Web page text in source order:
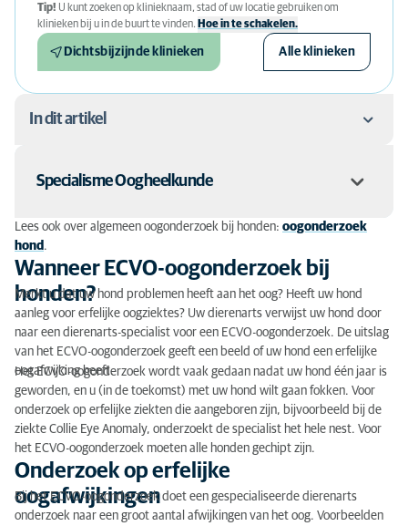
Tip! U kunt zoeken op klinieknaam, stad of uw locatie gebruiken om
klinieken bij u in de buurt te vinden. Hoe in te schakelen.
Dichtsbijzijnde klinieken Alle klinieken
In dit artikel
Wanneer ECVO-oogonderzoek bij honden?
Over het ECVO-oogonderzoek bij honden
Gonioscopie
Wie voert een ECVO-oogonderzoek uit?
Uitslag ECVO-oogonderzoek hond
Kosten ECVO-oogonderzoek
Specialisme Oogheelkunde
Deze behandeling en/of aandoening valt (onder andere) onder
het diergeneeskundige deelgebiedOogheelkunde. Wat houdt in
de diergeneeskunde 'oogheelkunde' in? Ga naar: Specialisme
oogheelkunde
De "European Board of Veterinary Specialists " (ebvs.eu ) kent
specialistische registraties toe aan afgestudeerde dierenarts-
specialisten.
Samenwerking
Vaak werkt een specialist in een bepaald diergeneeskundig
gebied samen met andere specialisten en experts. Als er
bijvoorbeeld een operatie nodig is, zal een chirurg bijna altijd
ondersteund worden door de radioloog voor een goede
beeldvorming
(vorming van het beeld) van de patiënt.
Meer specialisaties in de diergeneeskunde zien? Ga
naar:
Specialismen in de diergeneeskunde
Wat is een dierenarts-specialist?
Wil je weten wat een dierenarts-specialist nu eigenlijk is? Ga
naar:Wat is een dierenarts-specialist?
Lees ook over algemeen oogonderzoek bij honden: oogonderzoek
hond .
Wanneer ECVO-oogonderzoek bij
honden?
Merkt u dat uw hond problemen heeft aan het oog? Heeft uw hond
aanleg voor erfelijke oogziektes? Uw dierenarts verwijst uw hond door
naar een dierenarts-specialist voor een ECVO-oogonderzoek. De uitslag
van het ECVO-oogonderzoek geeft een beeld of uw hond een erfelijke
oogafwijking heeft.
Het ECVO-oogonderzoek wordt vaak gedaan nadat uw hond één jaar is
geworden, en u (in de toekomst) met uw hond wilt gaan fokken. Voor
onderzoek op erfelijke ziekten die aangeboren zijn, bijvoorbeeld bij de
ziekte Collie Eye Anomaly, onderzoekt de specialist het hele nest. Voor
het ECVO-oogonderzoek moeten alle honden gechipt zijn.
Onderzoek op erfelijke
oogafwijkingen
Bij het ECVO-oogonderzoek doet een gespecialiseerde dierenarts
onderzoek naar een groot aantal afwijkingen van het oog. Voorbeelden